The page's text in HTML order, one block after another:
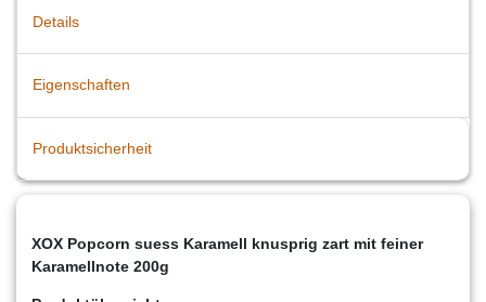
Details
Eigenschaften
Produktsicherheit
XOX Popcorn suess Karamell knusprig zart mit feiner
Karamellnote 200g